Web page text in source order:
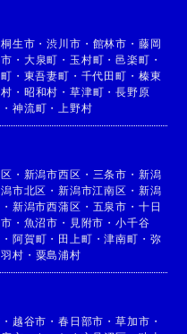
桐生市 ・渋川市 ・ 館林市 ・ 藤岡
・ 大泉町 ・ 玉村町 ・邑楽町 ・
・ 東吾妻町 ・ 千代田町 ・ 榛東
・ 昭和村 ・ 草津町 ・長野原
・ 神流町 ・ 上野村
・ 新潟市西区 ・ 三条市 ・ 新潟
市北区 ・新潟市江南区 ・ 新潟
・ 新潟市西蒲区 ・ 五泉市 ・ 十日
・ 魚沼市 ・ 見附市 ・小千谷
・ 阿賀町 ・ 田上町 ・津南町 ・ 弥
村 ・ 粟島浦村
・ 越谷市 ・春日部市 ・草加市 ・